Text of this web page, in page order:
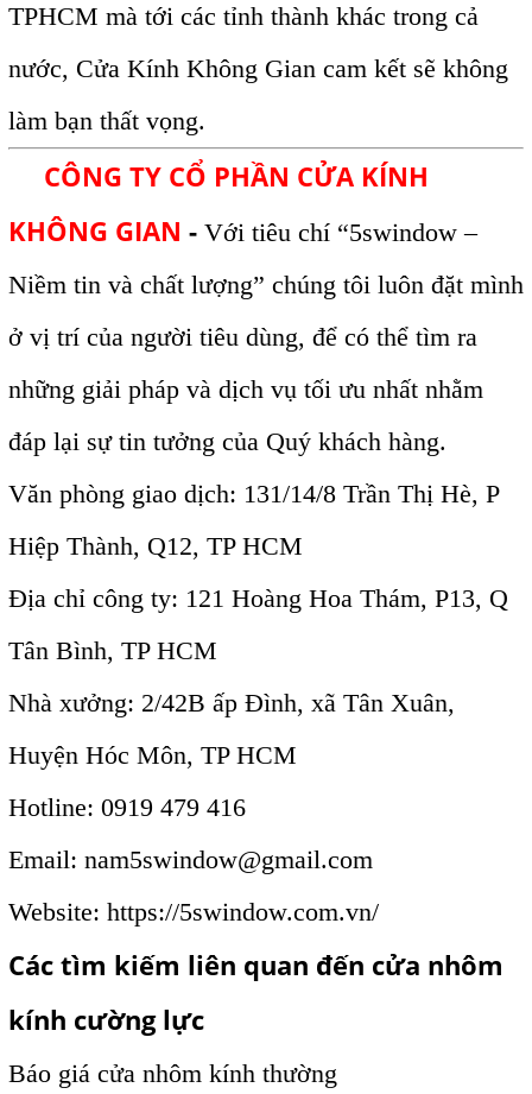
TPHCM mà tới các tỉnh thành khác trong cả
nước, Cửa Kính Không Gian cam kết sẽ không
làm bạn thất vọng.
CÔNG TY CỔ PHẦN CỬA KÍNH
KHÔNG GIAN -Với tiêu chí “5swindow –
Niềm tin và chất lượng” chúng tôi luôn đặt mình
ở vị trí của người tiêu dùng, để có thể tìm ra
những giải pháp và dịch vụ tối ưu nhất nhằm
đáp lại sự tin tưởng của Quý khách hàng.
Văn phòng giao dịch: 131/14/8 Trần Thị Hè, P
Hiệp Thành, Q12, TP HCM
Địa chỉ công ty: 121 Hoàng Hoa Thám, P13, Q
Tân Bình, TP HCM
Nhà xưởng: 2/42B ấp Đình, xã Tân Xuân,
Huyện Hóc Môn, TP HCM
Hotline: 0919 479 416
Email: nam5swindow@gmail.com
Website: https://5swindow.com.vn/
Các tìm kiếm liên quan đến cửa nhôm
kính cường lực
Báo giá cửa nhôm kính thường